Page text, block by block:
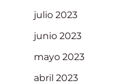
julio 2023
junio 2023
mayo 2023
abril 2023